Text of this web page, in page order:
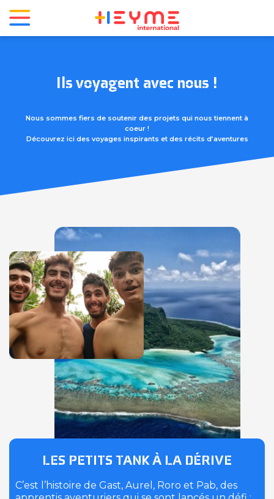
Ils voyagent avec nous !
Nous sommes fiers de soutenir des projets qui nous tiennent à
coeur !
Découvrez ici des voyages inspirants et des récits d’aventures
LES PETITS TANK À LA DÉRIVE
C’est l’histoire de Gast, Aurel, Roro et Pab, des